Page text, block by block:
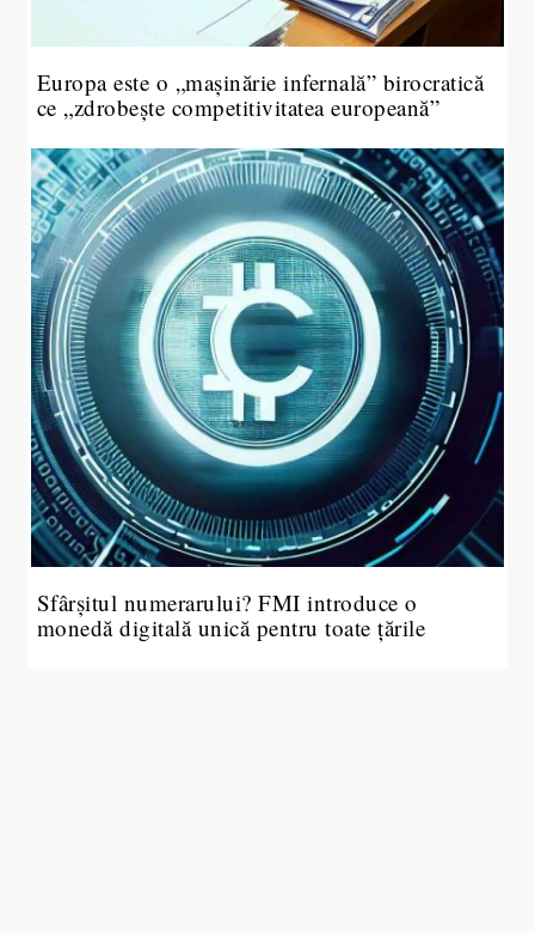
Europa este o „mașinărie infernală” birocratică
ce „zdrobește competitivitatea europeană”
Sfârșitul numerarului? FMI introduce o
monedă digitală unică pentru toate țările